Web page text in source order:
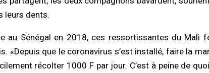
leurs dents.
au Sénégal en 2018, ces ressortissantes du Mali
«Depuis que le coronavirus s’est installé, faire la
récolter 1000 F par jour. C’est à peine de
06/08/2026 à 07:07
Jaxaay : un homme déféré après
tentative de vol à l’arme blanche
06/08/2026 à 07:02